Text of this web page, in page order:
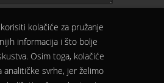
kolačiće za pružanje
informacija i što bolje
Osim toga, kolačiće
analitičke svrhe, jer želimo